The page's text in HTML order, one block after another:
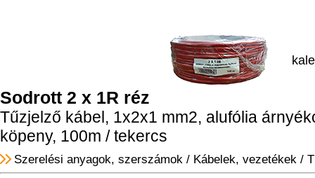
Sodrott 2 x 1R réz
Tűzjelző kábel, 1x2x1 mm2, alufólia
köpeny, 100m / tekercs
Szerelési anyagok, szerszámok / Kábelek, vezetékek /